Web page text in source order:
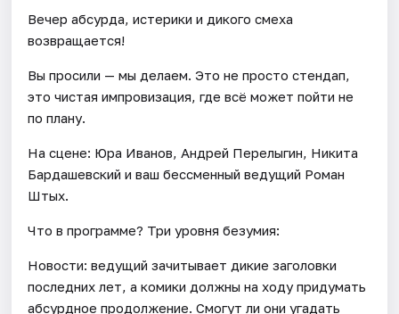
Вечер абсурда, истерики и дикого смеха
возвращается!
Вы просили — мы делаем. Это не просто стендап,
это чистая импровизация, где всё может пойти не
по плану.
На сцене: Юра Иванов, Андрей Перелыгин, Никита
Бардашевский и ваш бессменный ведущий Роман
Штых.
Что в программе? Три уровня безумия:
Новости: ведущий зачитывает дикие заголовки
последних лет, а комики должны на ходу придумать
абсурдное продолжение. Смогут ли они угадать